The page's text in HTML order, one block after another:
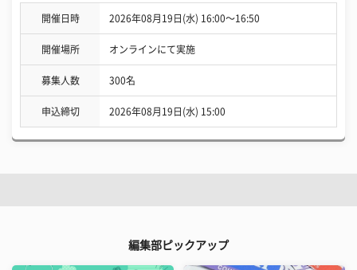
開催日時 2026年08月19日(水) 16:00〜16:50
開催場所 オンラインにて実施
募集人数 300名
申込締切 2026年08月19日(水) 15:00
編集部ピックアップ